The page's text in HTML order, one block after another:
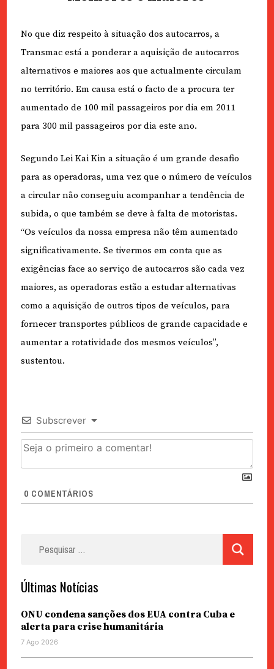
No que diz respeito à situação dos autocarros, a
Transmac está a ponderar a aquisição de autocarros
alternativos e maiores aos que actualmente circulam
no território. Em causa está o facto de a procura ter
aumentado de 100 mil passageiros por dia em 2011
para 300 mil passageiros por dia este ano.
Segundo Lei Kai Kin a situação é um grande desafio
para as operadoras, uma vez que o número de veículos
a circular não conseguiu acompanhar a tendência de
subida, o que também se deve à falta de motoristas.
“Os veículos da nossa empresa não têm aumentado
significativamente. Se tivermos em conta que as
exigências face ao serviço de autocarros são cada vez
maiores, as operadoras estão a estudar alternativas
como a aquisição de outros tipos de veículos, para
fornecer transportes públicos de grande capacidade e
aumentar a rotatividade dos mesmos veículos”,
sustentou.
Subscrever
0 COMENTÁRIOS
Últimas Notícias
ONU condena sanções dos EUA contra Cuba e
alerta para crise humanitária
7 Ago 2026